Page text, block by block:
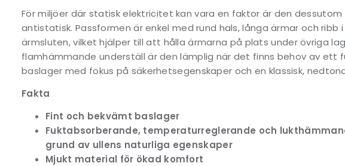
För miljöer där statisk elektricitet kan vara en faktor är den dessutom
antistatisk. Passformen är enkel med rund hals, långa ärmar och ribb i
ärmsluten, vilket hjälper till att hålla ärmarna på plats under övriga
flamhämmande underställ är den lämplig när det finns behov av ett
baslager med fokus på säkerhetsegenskaper och en klassisk,
Fakta
Fint och bekvämt baslager
Fuktabsorberande, temperaturreglerande och
grund av ullens naturliga egenskaper
Mjukt material för ökad komfort